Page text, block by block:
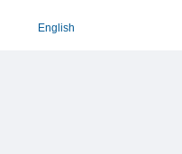
English